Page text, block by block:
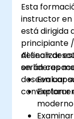
Esta
instructor en
está dirigida
principiante
desean
en líderes
deseen
conviertan
Al finalizar
serán
Evaluar
Explorar
moderno